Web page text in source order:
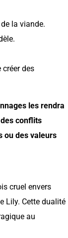
la viande.
créer des
les rendra
conflits
ou des valeurs
cruel envers
Lily. Cette dualité
au